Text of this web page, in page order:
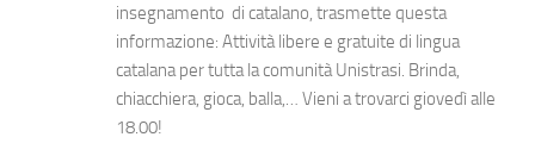
insegnamento di catalano, trasmette questa
informazione: Attività libere e gratuite di lingua
catalana per tutta la comunità Unistrasi. Brinda,
chiacchiera, gioca, balla,… Vieni a trovarci giovedì alle
18.00!